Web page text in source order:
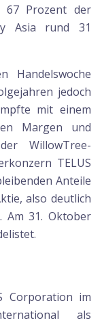
67 Prozent der
Asia rund 31
jedoch
mit einem
Margen und
WillowTree-
TELUS
Anteile
also deutlich
Am 31. Oktober
Corporation im
als